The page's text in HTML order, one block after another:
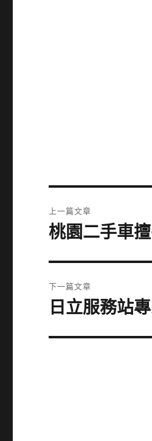
章
上一篇文章
上
篇
文
章:
桃園二手車
下一篇文章
下
篇
日立服務站